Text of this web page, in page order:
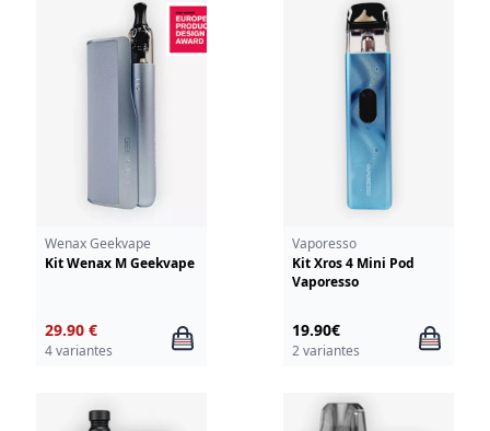
Wenax Geekvape
Kit Wenax M Geekvape
29.90 €
4 variantes
Vaporesso
Kit Xros 4 Mini Pod
Vaporesso
19.90€
2 variantes